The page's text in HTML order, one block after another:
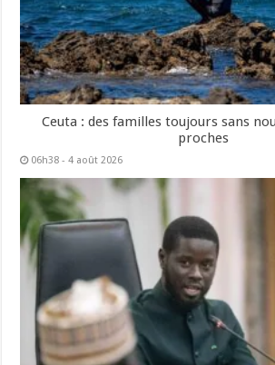
Ceuta : des familles toujours sans
proches
06h38 - 4 août 2026